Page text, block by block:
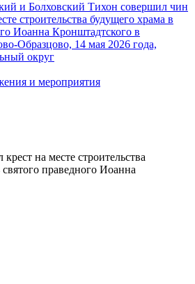
и мероприятия
на месте строительства
праведного Иоанна